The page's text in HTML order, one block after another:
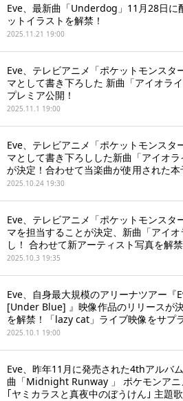
Eve、最新曲「Underdog」11月28日に
ットイラストを解禁！
2025.11.21 19:00
Eve、テレビアニメ「ポケットモンスタ
マとして書き下ろした 新曲「アイオラ
プレミア公開！
2025.11.1 19:00
Eve、テレビアニメ「ポケットモンスタ
マとして書き下ろしした新曲「アイオ
が決定！合わせて当楽曲が使用された本
2025.10.24 19:30
Eve、テレビアニメ「ポケットモンスタ
マを担当することが決定、新曲「アイ
し！ 合わせて新アーティスト写真を解禁
2025.10.3 19:35
Eve、自身最大規模のアリーナツアー
[Under Blue] 』映像作品のリリースが
を解禁！「lazy cat」ライブ映像をサプ
2025.10.1 19:00
Eve、昨年11月に発売された4thアルバ
曲「Midnight Runway 」 ポケモンアニ
｢ヤミカラスと真夜中のぼうけん｣ 主題歌